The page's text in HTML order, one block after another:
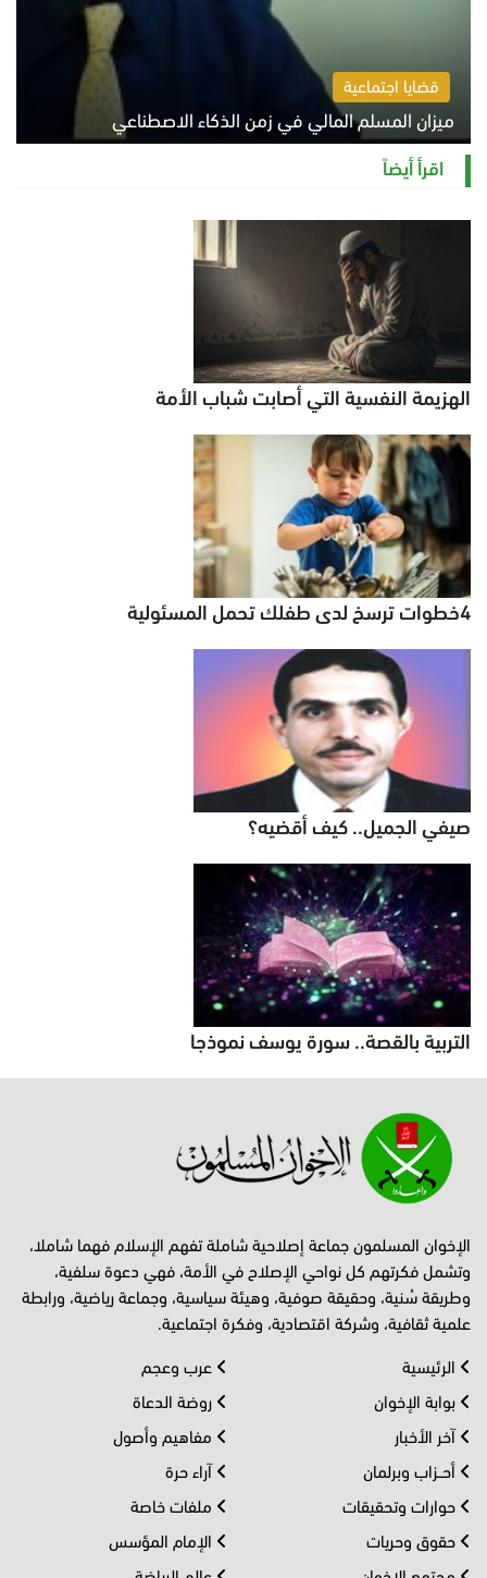
قضايا اجتماعية
ميزان المسلم المالي في زمن الذكاء الاصطناعي
السبت 8 أغسطس 2026 11:21 ص
اقرأ أيضاً
الهزيمة النفسية التي أصابت شباب الأمة
4خطوات ترسخ لدى طفلك تحمل المسئولية
صيفي الجميل.. كيف أقضيه؟
التربية بالقصة.. سورة يوسف نموذجا
الإخوان المسلمون جماعة إصلاحية شاملة تفهم الإسلام فهما شاملا،
وتشمل فكرتهم كل نواحي الإصلاح في الأمة، فهي دعوة سلفية،
وطريقة سُنية، وحقيقة صوفية، وهيئة سياسية، وجماعة رياضية، ورابطة
علمية ثقافية، وشركة اقتصادية، وفكرة اجتماعية.
الرئيسية
بوابة الإخوان
آخر الأخبار
أحــزاب وبرلمان
حوارات وتحقيقات
حقوق وحريات
عرب وعجم
روضة الدعاة
مفاهيم وأصول
آراء حرة
ملفات خاصة
الإمام المؤسس